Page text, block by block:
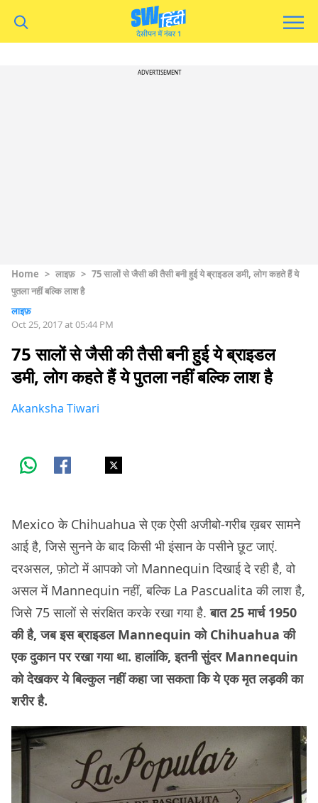
ADVERTISEMENT
Home > लाइफ़ > 75 सालों से जैसी की तैसी बनी हुई ये ब्राइडल डमी, लोग कहते हैं ये
पुतला नहीं बल्कि लाश है
लाइफ़
Oct 25, 2017 at 05:44 PM
75 सालों से जैसी की तैसी बनी हुई ये ब्राइडल
डमी, लोग कहते हैं ये पुतला नहीं बल्कि लाश है
Akanksha Tiwari
Mexico के Chihuahua से एक ऐसी अजीबो-गरीब ख़बर सामने
आई है, जिसे सुनने के बाद किसी भी इंसान के पसीने छूट जाएं.
दरअसल, फ़ोटो में आपको जो Mannequin दिखाई दे रही है, वो
असल में Mannequin नहीं, बल्कि La Pascualita की लाश है,
जिसे 75 सालों से संरक्षित करके रखा गया है.बात 25 मार्च 1950
की है, जब इस ब्राइडल Mannequin को Chihuahua की
एक दुकान पर रखा गया था. हालांकि, इतनी सुंदर Mannequin
को देखकर ये बिल्कुल नहीं कहा जा सकता कि ये एक मृत लड़की का
शरीर है.